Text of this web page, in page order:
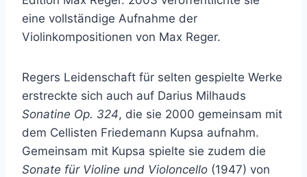
eine vollständige Aufnahme der
Violinkompositionen von Max Reger.
Regers Leidenschaft für selten gespielte Werke
erstreckte sich auch auf Darius Milhauds
Sonatine Op. 324, die sie 2000 gemeinsam mit
dem Cellisten Friedemann Kupsa aufnahm.
Gemeinsam mit Kupsa spielte sie zudem die
Sonate für Violine und Violoncello (1947) von